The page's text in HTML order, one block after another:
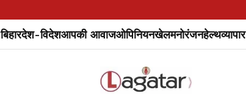
बिहारदेश-विदेशआपकी आवाजओपिनियनखेलमनोरंजनहेल्थव्यापार